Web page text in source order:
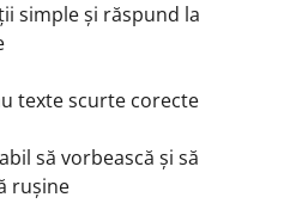
simple și răspund la
texte scurte corecte
să vorbească și să
rușine